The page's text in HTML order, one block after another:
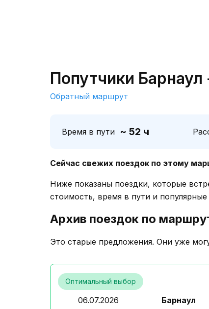
Попутчики
Обратный маршрут
Время в пути ~ 52 ч
Сейчас свежих поездок по этому
Ниже показаны поездки, которые
стоимость, время в пути и популярные
Архив поездок по
Это старые предложения. Они уже
Оптимальный выбор
06.07.2026
Барнаул